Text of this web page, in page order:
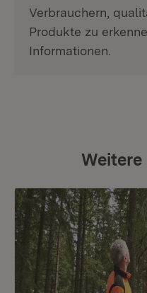
Verbrauchern,
Produkte zu
Informationen.